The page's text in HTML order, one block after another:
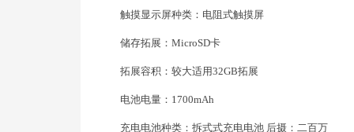
触摸显示屏种类：电阻式触摸屏
储存拓展：MicroSD卡
拓展容积：较大适用32GB拓展
电池电量：1700mAh
充电电池种类：拆式式充电电池 后摄：二百万